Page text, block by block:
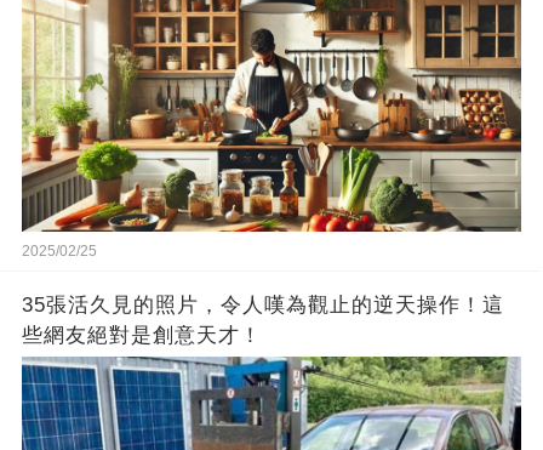
2025/02/25
35張活久見的照片，令人嘆為觀止的逆天操作！這
些網友絕對是創意天才！